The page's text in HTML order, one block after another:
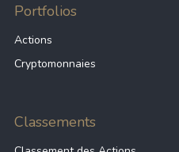
Portfolios
Actions
Cryptomonnaies
Classements